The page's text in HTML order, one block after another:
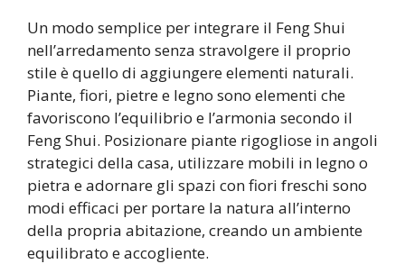
Un modo semplice per integrare il Feng Shui
nell’arredamento senza stravolgere il proprio
stile è quello di aggiungere elementi naturali.
Piante, fiori, pietre e legno sono elementi che
favoriscono l’equilibrio e l’armonia secondo il
Feng Shui. Posizionare piante rigogliose in angoli
strategici della casa, utilizzare mobili in legno o
pietra e adornare gli spazi con fiori freschi sono
modi efficaci per portare la natura all’interno
della propria abitazione, creando un ambiente
equilibrato e accogliente.